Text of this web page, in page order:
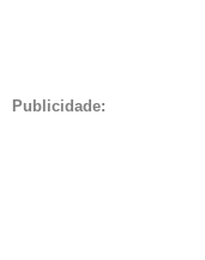
Publicidade: